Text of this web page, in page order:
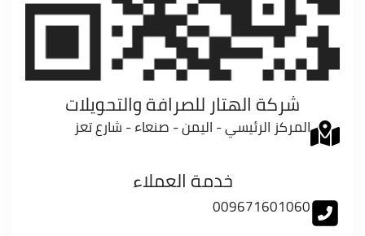
شركة الهتار للصرافة والتحويلات
المركز الرئيسي - اليمن - صنعاء - شارع تعز
خدمة العملاء
009671601060